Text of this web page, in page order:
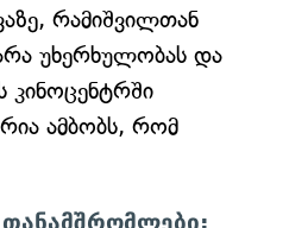
რამიშვილთან
უხერხულობას და
ამბობს, რომ